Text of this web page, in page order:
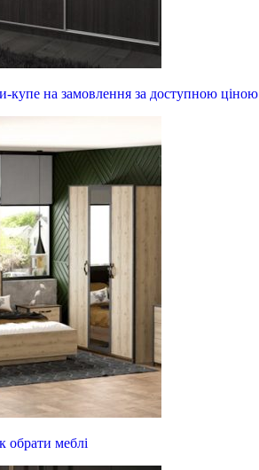
купе на замовлення за доступною ціною
обрати меблі